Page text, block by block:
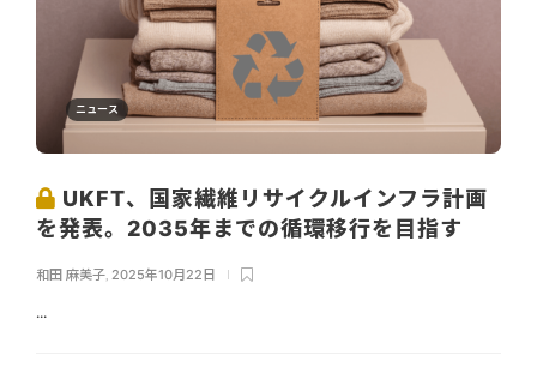
ニュース
UKFT、国家繊維リサイクルインフラ計画
を発表。2035年までの循環移行を目指す
和田 麻美子 2025年10月22日
...